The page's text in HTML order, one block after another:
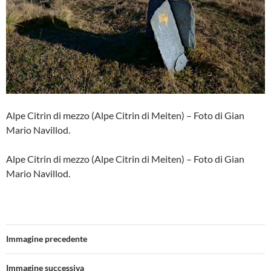
Alpe Citrin di mezzo (Alpe Citrin di Meiten) – Foto di Gian
Mario Navillod.
Alpe Citrin di mezzo (Alpe Citrin di Meiten) – Foto di Gian
Mario Navillod.
Immagine precedente
Immagine successiva